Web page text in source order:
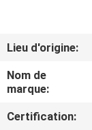
AU
SUJET
DE
NOUS
Lieu d'origine:
Nom de
marque:
Certification: